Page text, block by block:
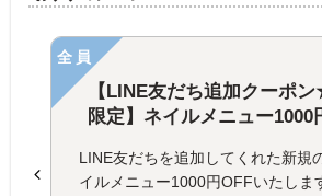
全員
【LINE友だち追加クーポ
限定】ネイルメニュー1000
LINE友だちを追加してくれた新規
イルメニュー1000円OFFいたしま